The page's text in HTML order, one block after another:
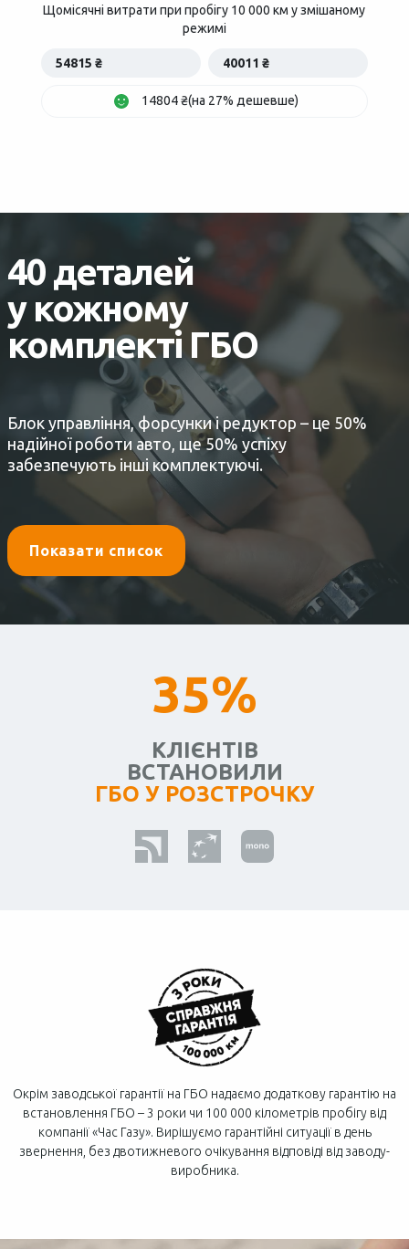
Щомісячні витрати при пробігу 10 000 км у змішаному
режимі
54815 ₴ 40011 ₴
14804 ₴(на 27% дешевше)
40 деталей
у кожному
комплекті ГБО
Блок управління, форсунки і редуктор – це 50%
надійної роботи авто, ще 50% успіху
забезпечують інші комплектуючі.
Показати список
35%
КЛІЄНТІВ
ВСТАНОВИЛИ
ГБО У РОЗСТРОЧКУ
Окрім заводської гарантії на ГБО надаємо додаткову гарантію на
встановлення ГБО – 3 роки чи 100 000 кілометрів пробігу від
компанії «Час Газу». Вирішуємо гарантійні ситуації в день
звернення, без двотижневого очікування відповіді від заводу-
виробника.